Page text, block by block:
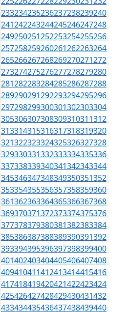
233234235236237238239240
241242243244245246247248
249250251252253254255256
257258259260261262263264
265266267268269270271272
273274275276277278279280
281282283284285286287288
289290291292293294295296
297298299300301302303304
305306307308309310311312
313314315316317318319320
321322323324325326327328
329330331332333334335336
337338339340341342343344
345346347348349350351352
353354355356357358359360
361362363364365366367368
369370371372373374375376
377378379380381382383384
385386387388389390391392
393394395396397398399400
401402403404405406407408
409410411412413414415416
417418419420421422423424
425426427428429430431432
433434435436437438439440